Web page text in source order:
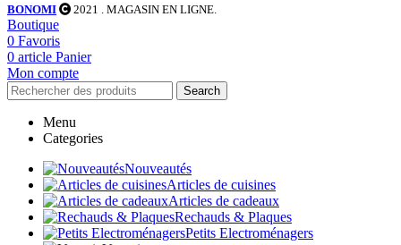
BONOMI 2021 . MAGASIN EN LIGNE.
Boutique
0 Favoris
0 article Panier
Mon compte
Search
Menu
Categories
Nouveautés
Articles de cuisines
Articles de cadeaux
Rechauds & Plaques
Petits Electroménagers